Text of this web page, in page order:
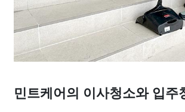
민트케어의 이사청소와 입주